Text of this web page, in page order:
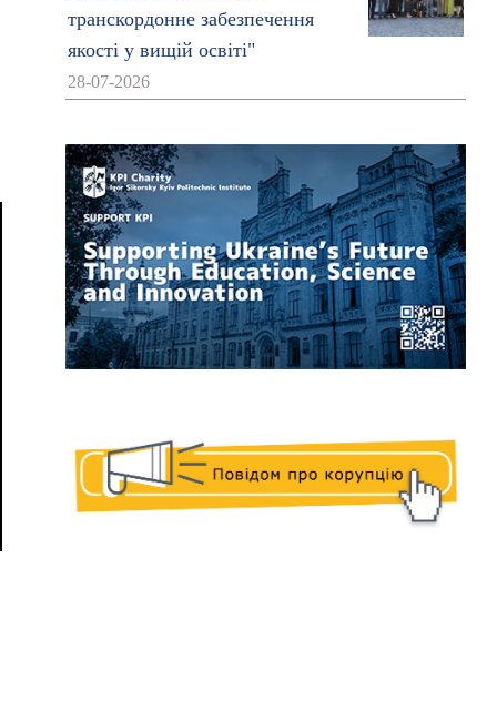
транскордонне забезпечення
якості у вищій освіті"
28-07-2026